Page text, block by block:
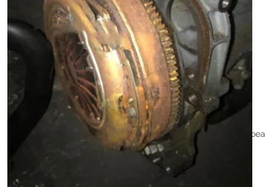
Albea Volant - Albea Düz Volant - Albea Volant Dişlisi - Albea
Volan - Albea Sabit Volant - Albea Dizel Volant
Ürün Kodu:
Kategori: